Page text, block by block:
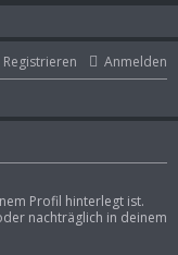
Anmelden
Registrieren
Profil hinterlegt ist.
nachträglich in deinem